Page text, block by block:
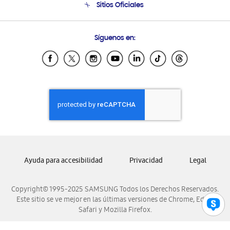
Condiciones de Compra
Soporte vía eMail
Sitios Oficiales
Samsung Ecuador
Samsung El Salvador
Samsung Honduras
Samsung Nicaragua
Samsung Panamá
Samsung Venezuela
Síguenos en:
Copyright© 1995-2025 SAMSUNG Todos los Derechos Reservados.
Este sitio se ve mejor en las últimas versiones de Chrome, Edge,
Safari y Mozilla Firefox.
Ayuda para accesibilidad Privacidad Legal